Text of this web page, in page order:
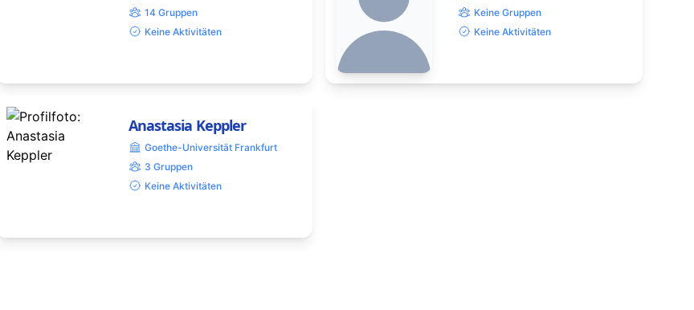
14 Gruppen
Keine Aktivitäten
Keine Gruppen
Keine Aktivitäten
Anastasia Keppler
Goethe-Universität Frankfurt
3 Gruppen
Keine Aktivitäten